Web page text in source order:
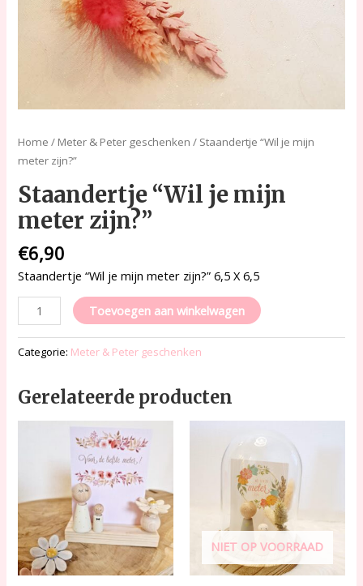
Home / Meter & Peter geschenken / Staandertje “Wil je mijn
meter zijn?”
Staandertje “Wil je mijn
meter zijn?”
€6,90
Staandertje “Wil je mijn meter zijn?” 6,5 X 6,5
Toevoegen aan winkelwagen
Categorie: Meter & Peter geschenken
Gerelateerde producten
NIET OP VOORRAAD